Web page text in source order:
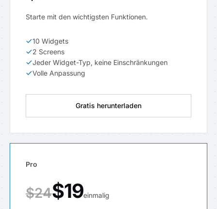
Starte mit den wichtigsten Funktionen.
10 Widgets
2 Screens
Jeder Widget-Typ, keine Einschränkungen
Volle Anpassung
Gratis herunterladen
Pro
$24$19einmalig